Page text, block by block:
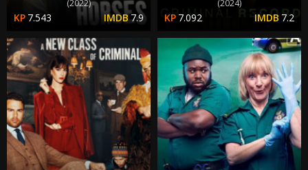
(2022)
7.543 7.9
(2024)
7.092 7.2